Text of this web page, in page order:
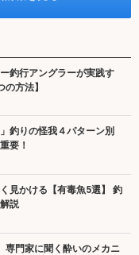
釣行アングラーが実践す
方法】
釣りの怪我４パターン別
要！
見かける【有毒魚5選】 釣
説
門家に聞く酔いのメカニ